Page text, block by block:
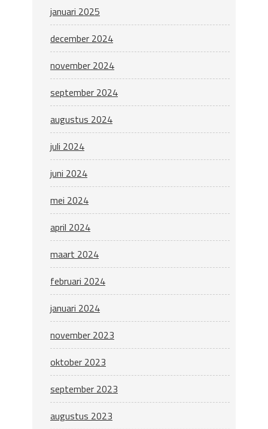
januari 2025
december 2024
november 2024
september 2024
augustus 2024
juli 2024
juni 2024
mei 2024
april 2024
maart 2024
februari 2024
januari 2024
november 2023
oktober 2023
september 2023
augustus 2023